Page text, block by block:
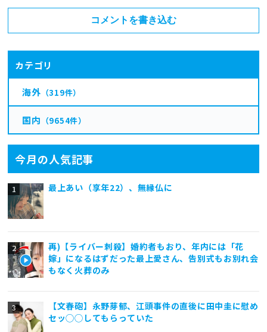
コメントを書き込む
カテゴリ
海外 （319件）
国内 （9654件）
今月の人気記事
最上あい（享年22）、無縁仏に
再)【ライバー刺殺】婚約者もおり、年内には「花
嫁」になるはずだった最上愛さん、告別式もお別れ会
もなく火葬のみ
【文春砲】永野芽郁、江頭事件の直後に田中圭に慰め
セッ◯◯してもらっていた